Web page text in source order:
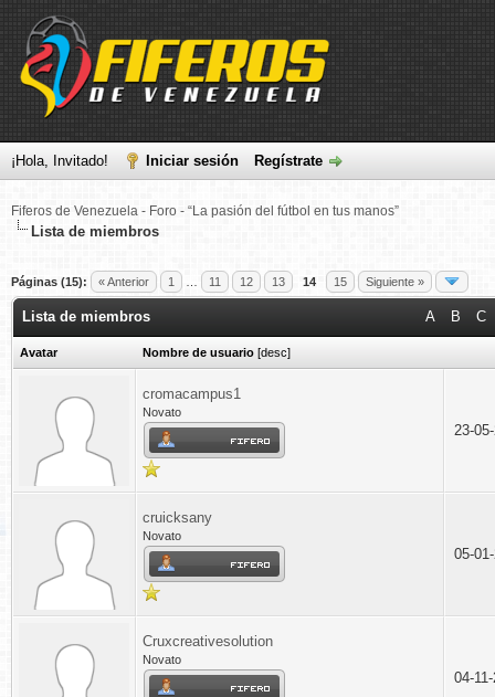
¡Hola, Invitado! Iniciar sesión Regístrate
Fiferos de Venezuela - Foro - “La pasión del fútbol en tus manos”
Lista de miembros
Páginas (15): « Anterior 1 11 12 13 14 15 Siguiente »
A B C
Lista de miembros
Avatar Nombre de usuario [desc]
cromacampus1
Novato
23-
cruicksany
Novato
05-
Cruxcreativesolution
Novato
04-